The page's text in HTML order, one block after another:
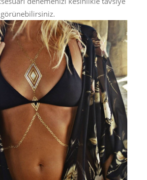
görünebilirsiniz.